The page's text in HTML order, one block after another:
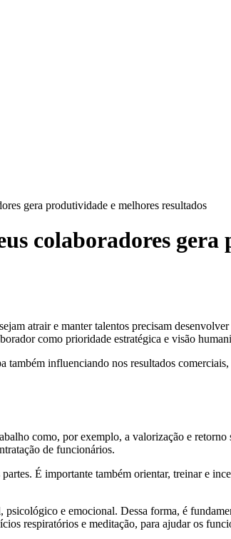
gera produtividade e melhores resultados
colaboradores
atrair e manter talentos precisam
como prioridade estratégica e visão
influenciando nos resultados
como, por exemplo, a valorização e
de funcionários.
É importante também orientar, treinar e
e emocional. Dessa forma, é
respiratórios e meditação, para ajudar os